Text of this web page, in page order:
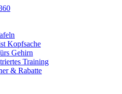
Kopfsache
Gehirn
Training
& Rabatte